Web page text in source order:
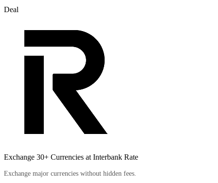
Deal
Exchange 30+ Currencies at Interbank Rate
Exchange major currencies without hidden fees.